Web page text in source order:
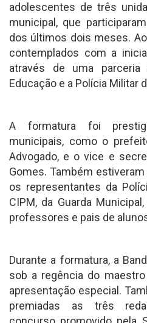
adolescentes de três
municipal, que
dos últimos dois meses.
contemplados com a
através de uma
Educação e a Polícia Militar
A formatura foi
municipais, como o
Advogado, e o vice e
Gomes. Também
os representantes da
CIPM, da Guarda
professores e pais de
Durante a formatura, a
sob a regência do
apresentação especial.
premiadas as três